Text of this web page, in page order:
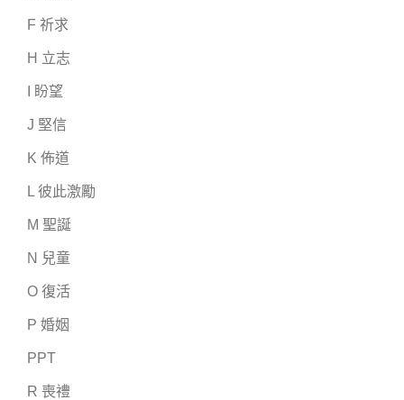
F 祈求
H 立志
I 盼望
J 堅信
K 佈道
L 彼此激勵
M 聖誕
N 兒童
O 復活
P 婚姻
PPT
R 喪禮